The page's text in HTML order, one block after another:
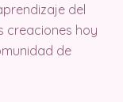
del
creaciones hoy
de